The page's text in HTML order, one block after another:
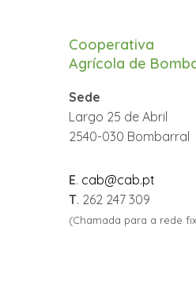
Cooperativa
Agrícola de
Sede
Largo 25 de Abril
2540-030 Bombarral
E. cab@cab.pt
T. 262 247 309
(Chamada para a rede